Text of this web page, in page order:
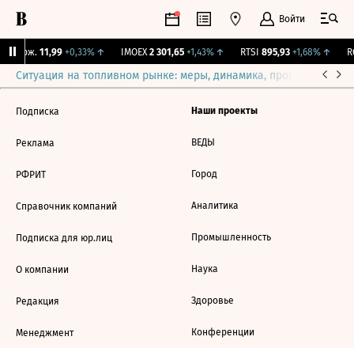
Войти
Бирж. 11,99 +0,33%↑ IMOEX 2 301,65 +1,43%↑ RTSI 895,93 +1,68%↑
Ситуация на топливном рынке: меры, динамика, прогнозы
Подписка
Реклама
РФРИТ
Справочник компаний
Подписка для юр.лиц
О компании
Редакция
Менеджмент
Наши проекты
ВЕДЫ
Город
Аналитика
Промышленность
Наука
Здоровье
Конференции